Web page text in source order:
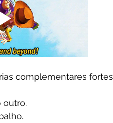
complementares
outro.